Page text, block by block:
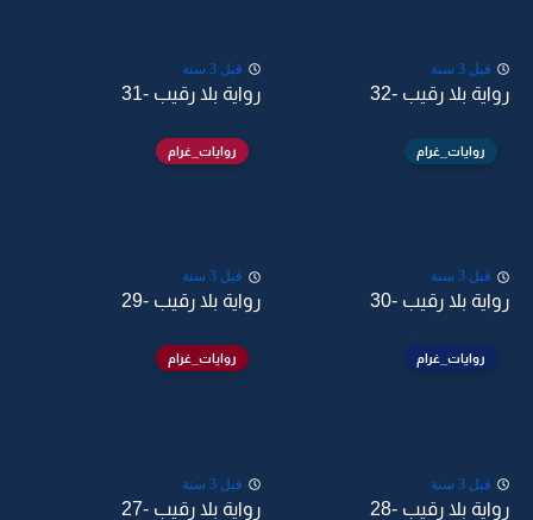
قبل 3 سنة
رواية بلا رقيب -32
قبل 3 سنة
رواية بلا رقيب -31
روايات_غرام
قبل 3 سنة
رواية بلا رقيب -30
روايات_غرام
قبل 3 سنة
رواية بلا رقيب -29
روايات_غرام
قبل 3 سنة
رواية بلا رقيب -28
روايات_غرام
قبل 3 سنة
رواية بلا رقيب -27